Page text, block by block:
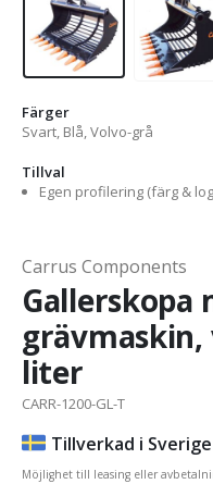
Färger
Svart, Blå, Volvo-grå
Tillval
Egen profilering (färg &
Carrus Components
Gallerskopa
grävmaskin,
liter
CARR-1200-GL-T
Tillverkad i Sverige
Möjlighet till leasing eller